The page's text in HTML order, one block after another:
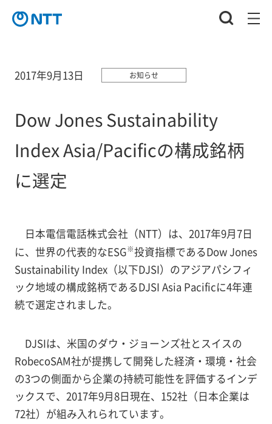
2017年9月13日 お知らせ
Dow Jones Sustainability
Index Asia/Pacificの構成銘柄
に選定
日本電信電話株式会社（NTT）は、2017年9月7日
に、世界の代表的なESG※投資指標であるDow Jones
Sustainability Index（以下DJSI）のアジアパシフィ
ック地域の構成銘柄であるDJSI Asia Pacificに4年連
続で選定されました。
DJSIは、米国のダウ・ジョーンズ社とスイスの
RobecoSAM社が提携して開発した経済・環境・社会
の3つの側面から企業の持続可能性を評価するインデ
ックスで、2017年9月8日現在、152社（日本企業は
72社）が組み入れられています。